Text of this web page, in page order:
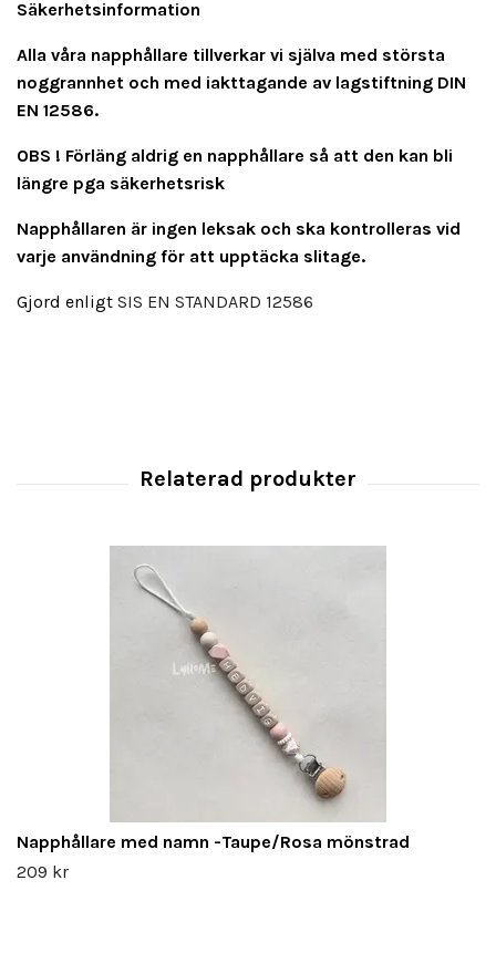
Säkerhetsinformation
Alla våra napphållare tillverkar vi själva med största
noggrannhet och med iakttagande av lagstiftning DIN
EN 12586.
OBS ! Förläng aldrig en napphållare så att den kan bli
längre pga säkerhetsrisk
Napphållaren är ingen leksak och ska kontrolleras vid
varje användning för att upptäcka slitage.
Gjord enligt SIS EN STANDARD 12586
Napphållare med namn -Taupe/Rosa mönstrad
209 kr